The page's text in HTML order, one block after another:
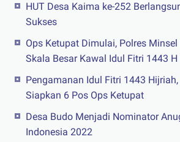
HUT Desa Kaima ke-252
Sukses
Ops Ketupat Dimulai, Polres
Skala Besar Kawal Idul Fitri 1443 H
Pengamanan Idul Fitri 1443
Siapkan 6 Pos Ops Ketupat
Desa Budo Menjadi Nominator
Indonesia 2022